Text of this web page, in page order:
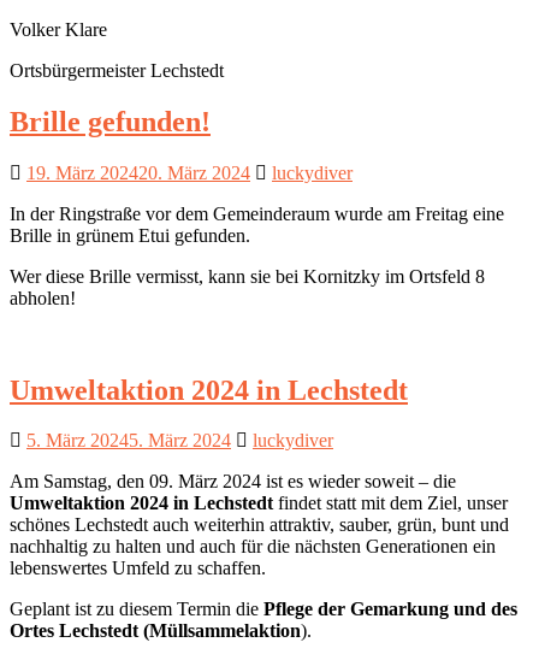
Volker Klare
Ortsbürgermeister Lechstedt
Brille gefunden!
19. März 202420. März 2024
luckydiver
In der Ringstraße vor dem Gemeinderaum wurde am Freitag eine
Brille in grünem Etui gefunden.
Wer diese Brille vermisst, kann sie bei Kornitzky im Ortsfeld 8
abholen!
Umweltaktion 2024 in Lechstedt
5. März 20245. März 2024
luckydiver
Am Samstag, den 09. März 2024 ist es wieder soweit – die
Umweltaktion 2024 in Lechstedtfindet statt mit dem Ziel, unser
schönes Lechstedt auch weiterhin attraktiv, sauber, grün, bunt und
nachhaltig zu halten und auch für die nächsten Generationen ein
lebenswertes Umfeld zu schaffen.
Geplant ist zu diesem Termin die Pflege der Gemarkung und des
Ortes Lechstedt (Müllsammelaktion).